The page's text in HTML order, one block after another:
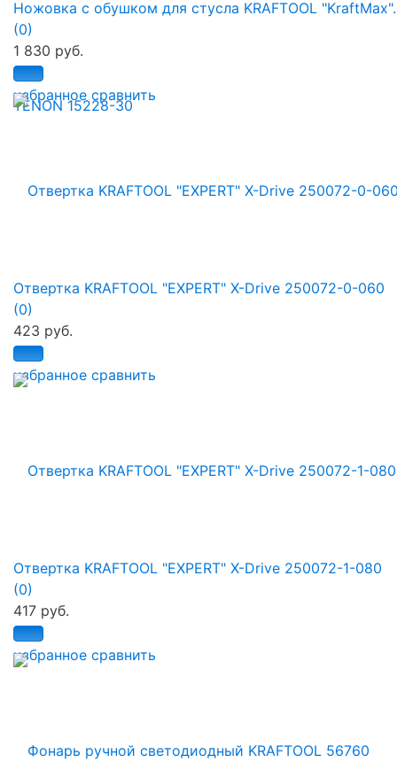
избранное сравнить
Ножовка с обушком для стусла KRAFTOOL
(0)
1 830 руб.
избранное сравнить
Отвертка KRAFTOOL "EXPERT" X-Drive 250072-0-060
(0)
423 руб.
избранное сравнить
Отвертка KRAFTOOL "EXPERT" X-Drive 250072-1-080
(0)
417 руб.